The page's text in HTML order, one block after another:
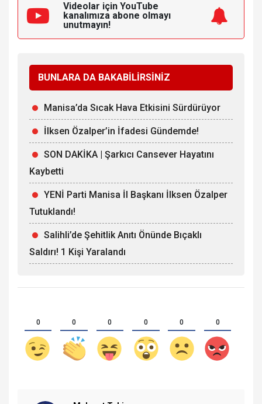
Videolar için YouTube
kanalımıza abone olmayı
unutmayın!
BUNLARA DA BAKABİLİRSİNİZ
Manisa’da Sıcak Hava Etkisini Sürdürüyor
İlksen Özalper’in İfadesi Gündemde!
SON DAKİKA | Şarkıcı Cansever Hayatını
Kaybetti
YENİ Parti Manisa İl Başkanı İlksen Özalper
Tutuklandı!
Salihli’de Şehitlik Anıtı Önünde Bıçaklı
Saldırı! 1 Kişi Yaralandı
0 0 0 0 0 0